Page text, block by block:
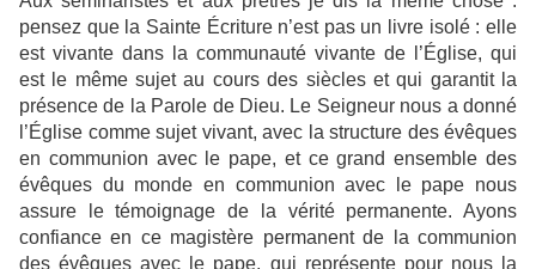
pensez que la Sainte Écriture n’est pas un livre isolé : elle
est vivante dans la communauté vivante de l’Église, qui
est le même sujet au cours des siècles et qui garantit la
présence de la Parole de Dieu. Le Seigneur nous a donné
l’Église comme sujet vivant, avec la structure des évêques
en communion avec le pape, et ce grand ensemble des
évêques du monde en communion avec le pape nous
assure le témoignage de la vérité permanente. Ayons
confiance en ce magistère permanent de la communion
des évêques avec le pape, qui représente pour nous la